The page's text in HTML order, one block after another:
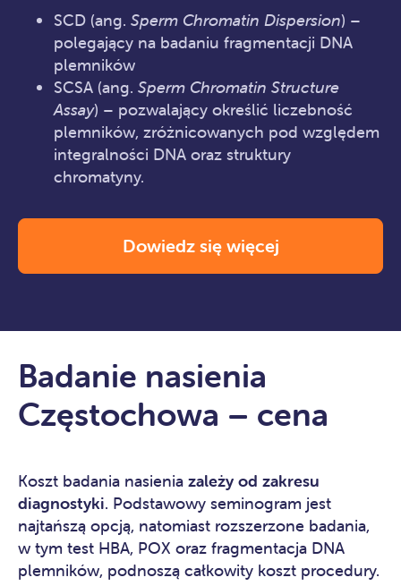
SCD (ang. Sperm Chromatin Dispersion) –
polegający na badaniu fragmentacji DNA
plemników
SCSA (ang. Sperm Chromatin Structure
Assay) – pozwalający określić liczebność
plemników, zróżnicowanych pod względem
integralności DNA oraz struktury
chromatyny.
Dowiedz się więcej
Badanie nasienia
Częstochowa – cena
Koszt badania nasienia zależy od zakresu
diagnostyki. Podstawowy seminogram jest
najtańszą opcją, natomiast rozszerzone badania,
w tym test HBA, POX oraz fragmentacja DNA
plemników, podnoszą całkowity koszt procedury.